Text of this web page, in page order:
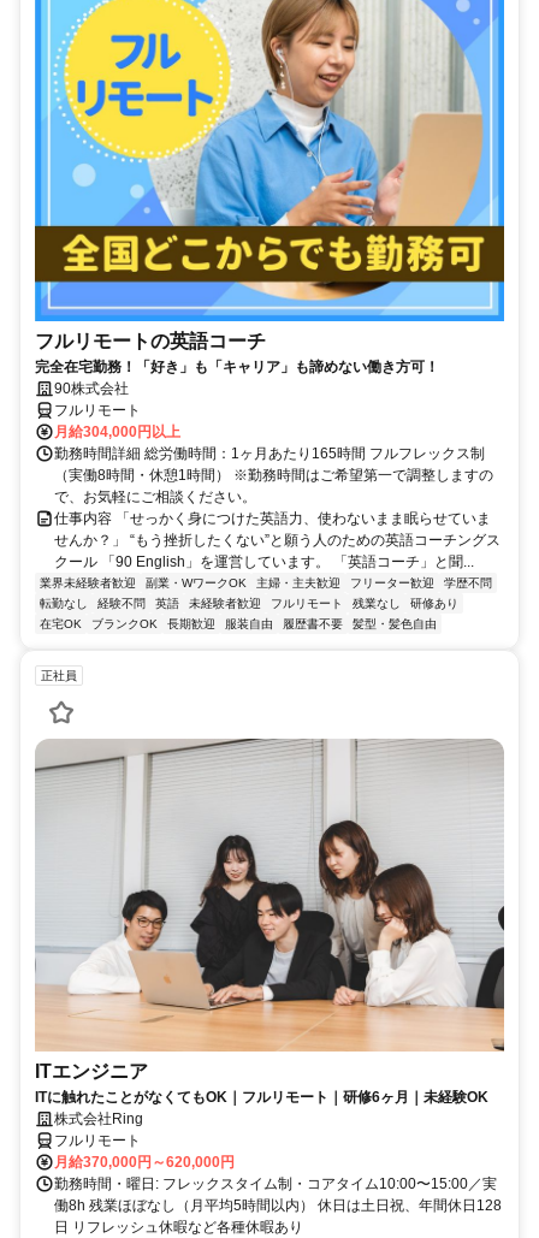
フルリモートの英語コーチ
完全在宅勤務！「好き」も「キャリア」も諦めない働き方可！
90株式会社
フルリモート
月給304,000円以上
勤務時間詳細 総労働時間：1ヶ月あたり165時間 フルフレックス制
（実働8時間・休憩1時間） ※勤務時間はご希望第一で調整しますの
で、お気軽にご相談ください。
仕事内容 「せっかく身につけた英語力、使わないまま眠らせていま
せんか？」 “もう挫折したくない”と願う人のための英語コーチングス
クール 「90 English」を運営しています。 「英語コーチ」と聞...
業界未経験者歓迎 副業・WワークOK 主婦・主夫歓迎 フリーター歓迎
学歴不問
転勤なし
経験不問 英語 未経験者歓迎 フルリモート 残業なし
研修あり
在宅OK
ブランクOK 長期歓迎 服装自由 履歴書不要 髪型・髪色自由
正社員
ITエンジニア
ITに触れたことがなくてもOK｜フルリモート｜研修6ヶ月｜未経験OK
株式会社Ring
フルリモート
月給370,000円～620,000円
勤務時間・曜日: フレックスタイム制・コアタイム10:00〜15:00／実
働8h 残業ほぼなし（月平均5時間以内） 休日は土日祝、年間休日128
日 リフレッシュ休暇など各種休暇あり